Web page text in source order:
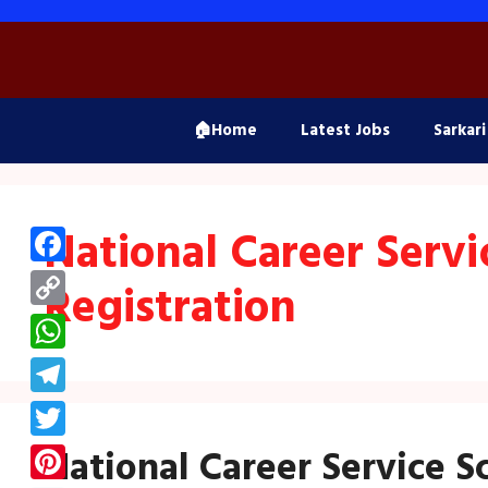
Skip
🏠Home Latest Jobs
National Career
Registration
National Career Service
Facebook
Copy
Link
WhatsApp
Telegram
Twitter